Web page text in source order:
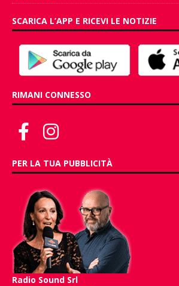
SCARICA L’APP E RICEVI LE NOTIZIE
RIMANI CONNESSO
PER LA TUA PUBBLICITÀ
Radio Sound Srl